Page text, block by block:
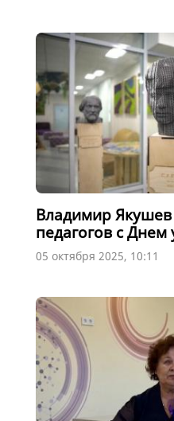
Владимир
педагогов с Днем
05 октября 2025, 10:11